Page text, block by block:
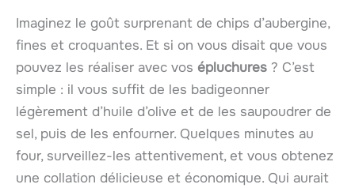
Imaginez le goût surprenant de chips d’aubergine,
fines et croquantes. Et si on vous disait que vous
pouvez les réaliser avec vos épluchures ? C’est
simple : il vous suffit de les badigeonner
légèrement d’huile d’olive et de les saupoudrer de
sel, puis de les enfourner. Quelques minutes au
four, surveillez-les attentivement, et vous obtenez
une collation délicieuse et économique. Qui aurait